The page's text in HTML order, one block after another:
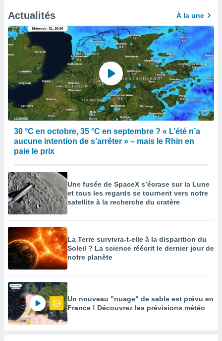
Actualités À la une
30 °C en octobre, 35 °C en septembre ? « L’été n’a
aucune intention de s’arrêter » – mais le Rhin en
paie le prix
Une fusée de SpaceX s’écrase sur la Lune
et tous les regards se tournent vers notre
satellite à la recherche du cratère
La Terre survivra-t-elle à la disparition du
Soleil ? La science réécrit le dernier jour de
notre planète
Un nouveau "nuage" de sable est prévu en
France ! Découvrez les prévisions météo